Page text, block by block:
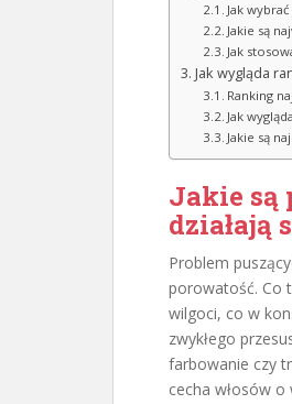
Jak
Jakie są
Jak
Jak wygląda
Ranking
Jak
Jakie są
Jakie są
działają
Problem
porowatość. Co
wilgoci, co w
zwykłego
farbowanie czy
cecha włosów